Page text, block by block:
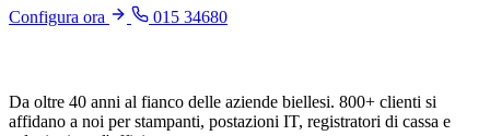
Configura ora 015 34680
Da oltre 40 anni al fianco delle aziende biellesi. 800+ clienti si
affidano a noi per stampanti, postazioni IT, registratori di cassa e